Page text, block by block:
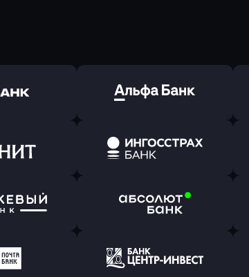
заявку
Оправить заявку
в Альфа-Банк
заявку
Банк
Оправить заявку
в Ингосстрах Банк
заявку
Оправить заявку
в Абсолют Банк